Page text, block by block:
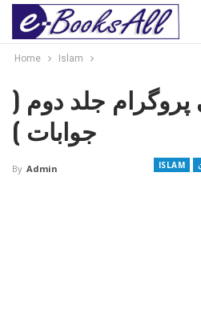
Home Islam
جلد دوم (
جوابات )
ISLAM
By Admin